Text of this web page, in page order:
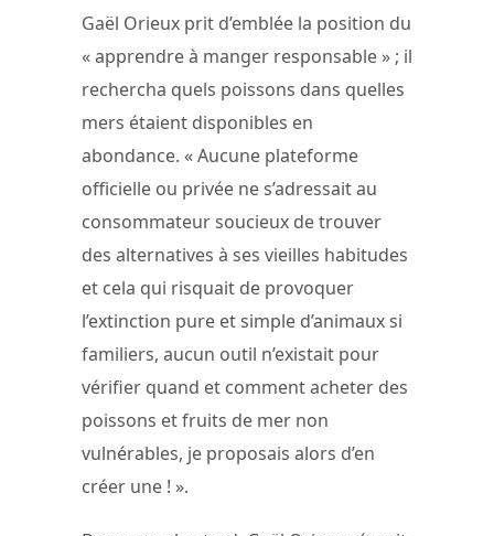
Gaël Orieux prit d’emblée la position du
« apprendre à manger responsable » ; il
rechercha quels poissons dans quelles
mers étaient disponibles en
abondance. « Aucune plateforme
officielle ou privée ne s’adressait au
consommateur soucieux de trouver
des alternatives à ses vieilles habitudes
et cela qui risquait de provoquer
l’extinction pure et simple d’animaux si
familiers, aucun outil n’existait pour
vérifier quand et comment acheter des
poissons et fruits de mer non
vulnérables, je proposais alors d’en
créer une ! ».